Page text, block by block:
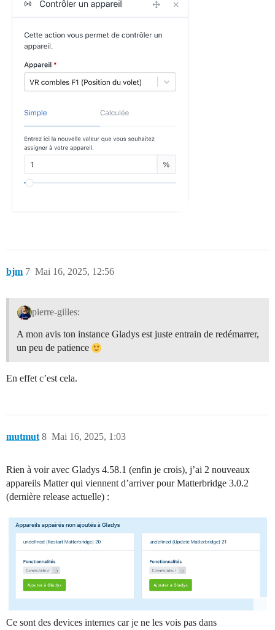
bjm Mai 16, 2025, 12:56
7
pierre-gilles:
A mon avis ton instance Gladys est juste entrain de redémarrer,
un peu de patience
En effet c’est cela.
mutmut Mai 16, 2025, 1:03
8
Rien à voir avec Gladys 4.58.1 (enfin je crois), j’ai 2 nouveaux
appareils Matter qui viennent d’arriver pour Matterbridge 3.0.2
(dernière release actuelle) :
Ce sont des devices internes car je ne les vois pas dans